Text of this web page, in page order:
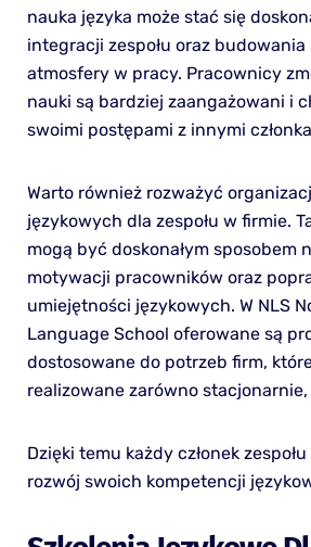
nauka języka może stać się
integracji zespołu oraz
atmosfery w pracy. Pracownicy
nauki są bardziej zaangażowani i
swoimi postępami z innymi
Warto również rozważyć
językowych dla zespołu w firmie.
mogą być doskonałym sposobem
motywacji pracowników oraz
umiejętności językowych. W NLS
Language School oferowane są
dostosowane do potrzeb firm,
realizowane zarówno stacjonarnie,
Dzięki temu każdy członek
rozwój swoich kompetencji